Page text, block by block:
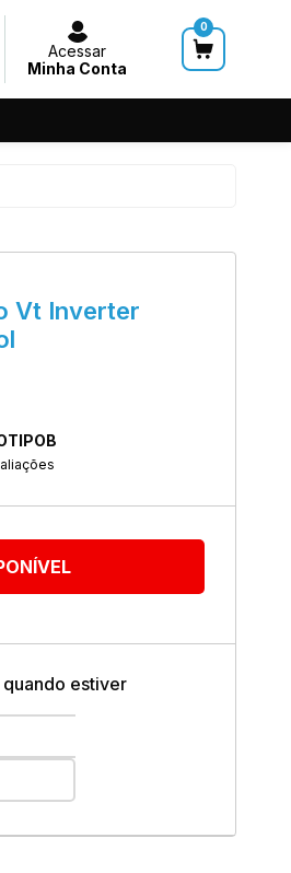
Acessar
Minha Conta
0
Vt Inverter
estiver